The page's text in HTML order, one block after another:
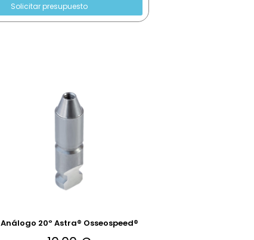
Solicitar presupuesto
Análogo 20º Astra® Osseospeed®